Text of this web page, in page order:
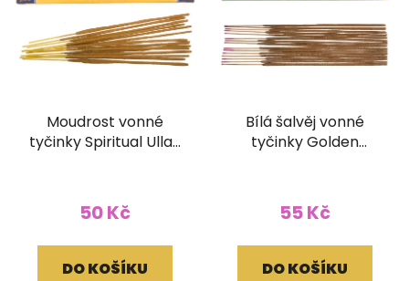
Moudrost vonné
tyčinky Spiritual Ullas
50 Kč
DO KOŠÍKU
Bílá šalvěj vonné
tyčinky Golden
55 Kč
DO KOŠÍKU